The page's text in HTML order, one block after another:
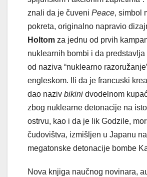
znali da je čuveni Peace, simbol
pokreta, originalno napravio
Holtom za jednu od prvih
nuklearnih bombi i da predstavlja
od naziva “nuklearno
engleskom. Ili da je francuski
dao naziv bikini dvodelnom
zbog nuklearne detonacije na
ostrvu, kao i da je lik Godzile,
čudovištva, izmišljen u Japanu
megatonske detonacije bombe
Nova knjiga naučnog novinara,